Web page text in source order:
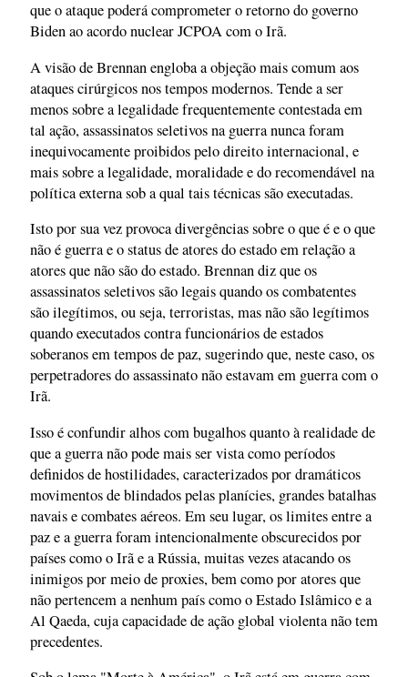
que o ataque poderá comprometer o retorno do governo
Biden ao acordo nuclear JCPOA com o Irã.
A visão de Brennan engloba a objeção mais comum aos
ataques cirúrgicos nos tempos modernos. Tende a ser
menos sobre a legalidade frequentemente contestada em
tal ação, assassinatos seletivos na guerra nunca foram
inequivocamente proibidos pelo direito internacional, e
mais sobre a legalidade, moralidade e do recomendável na
política externa sob a qual tais técnicas são executadas.
Isto por sua vez provoca divergências sobre o que é e o que
não é guerra e o status de atores do estado em relação a
atores que não são do estado. Brennan diz que os
assassinatos seletivos são legais quando os combatentes
são ilegítimos, ou seja, terroristas, mas não são legítimos
quando executados contra funcionários de estados
soberanos em tempos de paz, sugerindo que, neste caso, os
perpetradores do assassinato não estavam em guerra com o
Irã.
Isso é confundir alhos com bugalhos quanto à realidade de
que a guerra não pode mais ser vista como períodos
definidos de hostilidades, caracterizados por dramáticos
movimentos de blindados pelas planícies, grandes batalhas
navais e combates aéreos. Em seu lugar, os limites entre a
paz e a guerra foram intencionalmente obscurecidos por
países como o Irã e a Rússia, muitas vezes atacando os
inimigos por meio de proxies, bem como por atores que
não pertencem a nenhum país como o Estado Islâmico e a
Al Qaeda, cuja capacidade de ação global violenta não tem
precedentes.